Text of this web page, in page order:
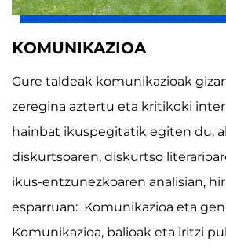
KOMUNIKAZIOA
Gure taldeak komunikazioak
zeregina aztertu eta kritikoki
hainbat ikuspegitatik egiten du,
diskurtsoaren, diskurtso
ikus-entzunezkoaren analisian,
esparruan: Komunikazioa eta
Komunikazioa, balioak eta iritzi